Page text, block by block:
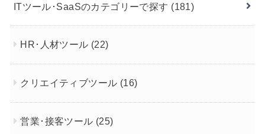
ITツール･SaaSのカテゴリーで探す (181)
HR･人材ツール (22)
クリエイティブツール (16)
営業･接客ツール (25)